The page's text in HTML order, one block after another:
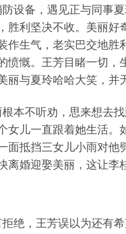
设备，遇见正与同事
胜利坚决不收。美丽好
作生气，老实巴交地胜
愤慨。王芳目睹一切，
丽与夏玲哈哈大笑，并
本不听劝，思来想去
女儿一直跟着她生活。
面抵挡三女儿小雨对他
离婚迎娶美丽，这让李
绝，王芳误以为还有